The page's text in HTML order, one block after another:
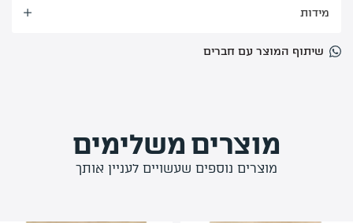
מידות
שיתוף המוצר עם חברים
מוצרים משלימים
מוצרים נוספים שעשויים לעניין אותך